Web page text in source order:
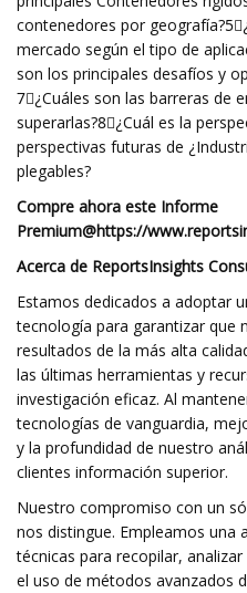
contenedores por
mercado según el tipo de
son los principales desafíos y
7⃣¿Cuáles son las barreras de
superarlas?8⃣¿Cuál es la
perspectivas futuras de
plegables?
Compre ahora este Informe
Premium@https://
Acerca de ReportsInsights
Estamos dedicados a adoptar
tecnología para garantizar que
resultados de la más alta
las últimas herramientas y
investigación eficaz. Al
tecnologías de vanguardia,
y la profundidad de nuestro
clientes información superior.
Nuestro compromiso con un
nos distingue. Empleamos una
técnicas para recopilar,
el uso de métodos avanzados